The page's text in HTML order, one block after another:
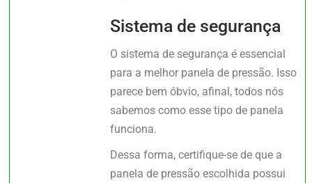
Sistema de segurança
O sistema de segurança é essencial
para a melhor panela de pressão. Isso
parece bem óbvio, afinal, todos nós
sabemos como esse tipo de panela
funciona.
Dessa forma, certifique-se de que a
panela de pressão escolhida possui